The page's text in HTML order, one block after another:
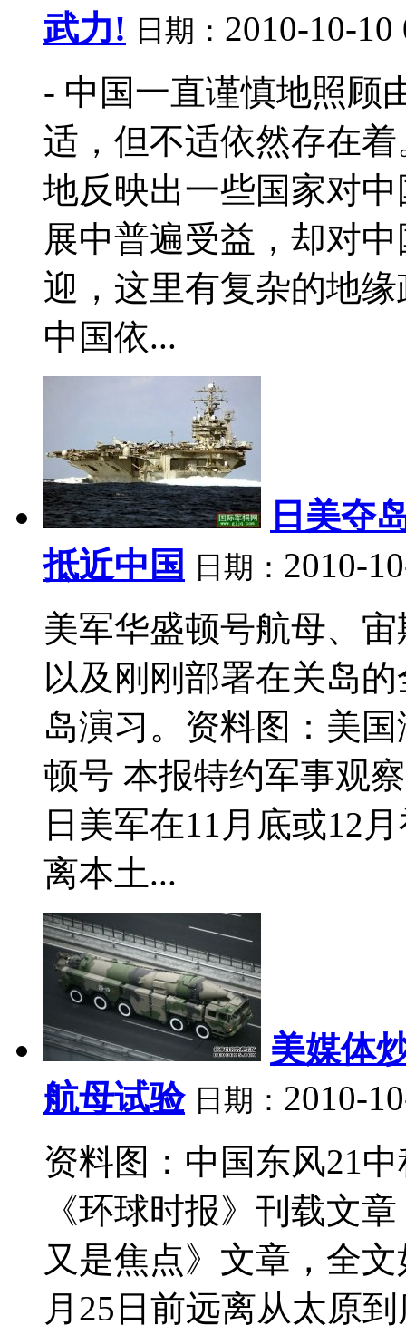
武力! 日期： 2010-10-
- 中国一直谨慎地照顾
适，但不适依然存在
地反映出一些国家对
展中普遍受益，却对
迎，这里有复杂的地
中国依...
日美夺
抵近中国
日期： 2010-
美军华盛顿号航母、
以及刚刚部署在关岛
岛演习。资料图：美
顿号 本报特约军事观
日美军在11月底或12
离本土...
美媒体
航母试验 日期： 2010-
资料图：中国东风21
《环球时报》刊载文
又是焦点》文章，全
月25日前远离从太原